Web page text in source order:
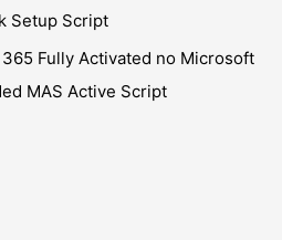
Setup Script
Fully Activated no Microsoft
MAS Active Script